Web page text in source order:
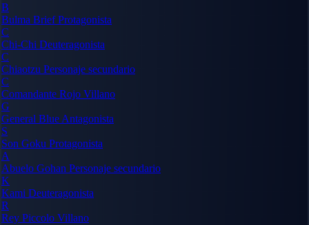
B
Bulma BriefProtagonista
C
Chi-Chi Deuteragonista
C
Chiaotzu Personaje secundario
C
Comandante Rojo Villano
G
General Blue Antagonista
S
Son Goku Protagonista
A
Abuelo Gohan Personaje secundario
K
Kami Deuteragonista
R
Rey Piccolo Villano